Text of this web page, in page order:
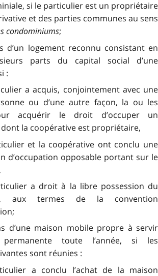
si le particulier est un propriétaire
et des parties communes au sens
condominiums;
d’un logement reconnu consistant en
parts du capital social d’une
:
a acquis, conjointement avec une
ou d’une autre façon, la ou les
acquérir le droit d’occuper un
la coopérative est propriétaire,
et la coopérative ont conclu une
d’occupation opposable portant sur le
a droit à la libre possession du
aux termes de la convention
d’une maison mobile propre à servir
permanente toute l’année, si les
sont réunies :
a conclu l’achat de la maison